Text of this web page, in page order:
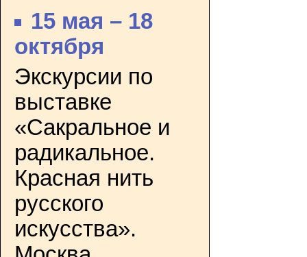
15 мая – 18
октября
Экскурсии по
выставке
«Сакральное и
радикальное.
Красная нить
русского
искусства».